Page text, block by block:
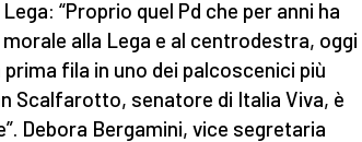
“Proprio quel Pd che per anni ha
alla Lega e al centrodestra, oggi
fila in uno dei palcoscenici più
Scalfarotto, senatore di Italia Viva, è
Debora Bergamini, vice segretaria